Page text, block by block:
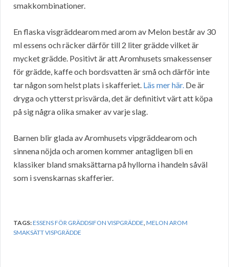
smakkombinationer.
En flaska visgräddearom med arom av Melon består av 30
ml essens och räcker därför till 2 liter grädde vilket är
mycket grädde. Positivt är att Aromhusets smakessenser
för grädde, kaffe och bordsvatten är små och därför inte
tar någon som helst plats i skafferiet. Läs mer här. De är
dryga och ytterst prisvärda, det är definitivt värt att köpa
på sig några olika smaker av varje slag.
Barnen blir glada av Aromhusets vipgräddearom och
sinnena nöjda och aromen kommer antagligen bli en
klassiker bland smaksättarna på hyllorna i handeln såväl
som i svenskarnas skafferier.
TAGS:ESSENS FÖR GRÄDDSIFON VISPGRÄDDE,MELON AROM
SMAKSÄTT VISPGRÄDDE